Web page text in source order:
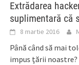
Extrădarea
suplimentară că
8 martie 2016
Până când să mai
impus țării noastre?